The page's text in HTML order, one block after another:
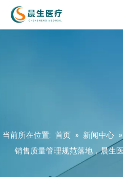
当前所在位置: 首页 » 新闻中心 »
销售质量管理规范落地，晨生